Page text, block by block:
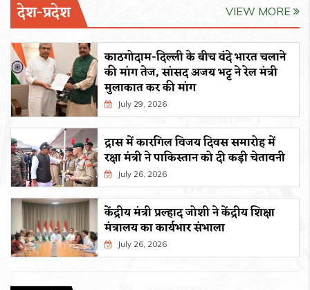
देश-प्रदेश VIEW MORE
काठगोदाम-दिल्ली के बीच वंदे भारत चलाने
की मांग तेज, सांसद अजय भट्ट ने रेल मंत्री
मुलाकात कर की मांग
July 29, 2026
द्रास में कारगिल विजय दिवस समारोह में
रक्षा मंत्री ने पाकिस्तान को दी कड़ी चेतावनी
July 26, 2026
केंद्रीय मंत्री प्रल्हाद जोशी ने केंद्रीय शिक्षा
मंत्रालय का कार्यभार संभाला
July 26, 2026